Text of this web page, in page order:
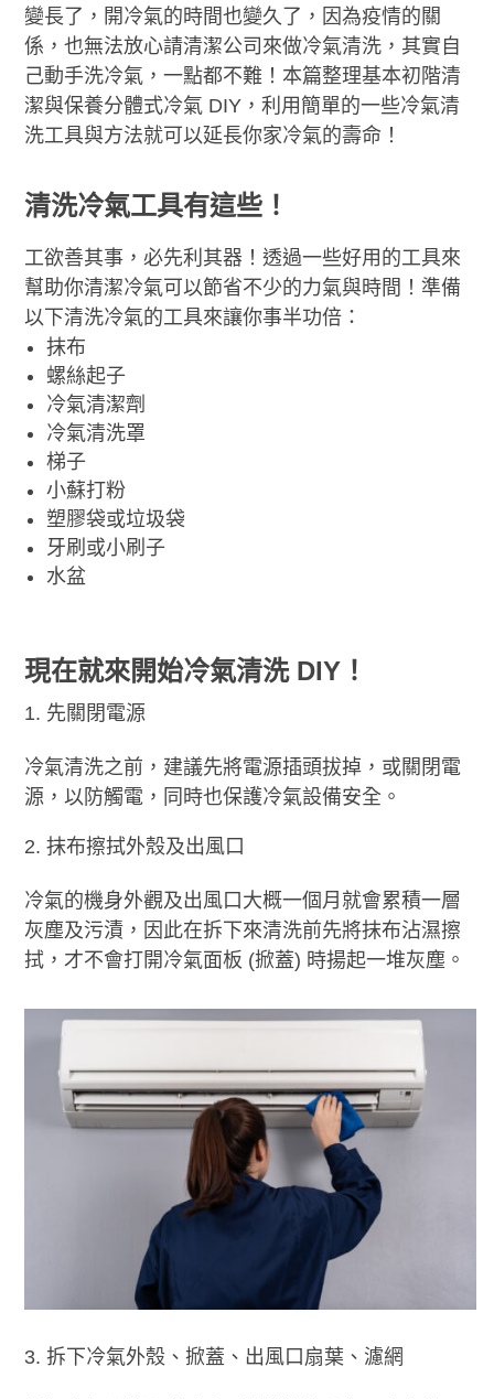
變長了，開冷氣的時間也變久了，因為疫情的關
係，也無法放心請清潔公司來做冷氣清洗，其實自
己動手洗冷氣，一點都不難！本篇整理基本初階清
潔與保養分體式冷氣 DIY，利用簡單的一些冷氣清
洗工具與方法就可以延長你家冷氣的壽命！
清洗冷氣工具有這些！
工欲善其事，必先利其器！透過一些好用的工具來
幫助你清潔冷氣可以節省不少的力氣與時間！準備
以下清洗冷氣的工具來讓你事半功倍：
抹布
螺絲起子
冷氣清潔劑
冷氣清洗罩
梯子
小蘇打粉
塑膠袋或垃圾袋
牙刷或小刷子
水盆
現在就來開始冷氣清洗 DIY！
先關閉電源
冷氣清洗之前，建議先將電源插頭拔掉，或關閉電
源，以防觸電，同時也保護冷氣設備安全。
抹布擦拭外殼及出風口
冷氣的機身外觀及出風口大概一個月就會累積一層
灰塵及污漬，因此在拆下來清洗前先將抹布沾濕擦
拭，才不會打開冷氣面板 (掀蓋) 時揚起一堆灰塵。
拆下冷氣外殼、掀蓋、出風口扇葉、濾網